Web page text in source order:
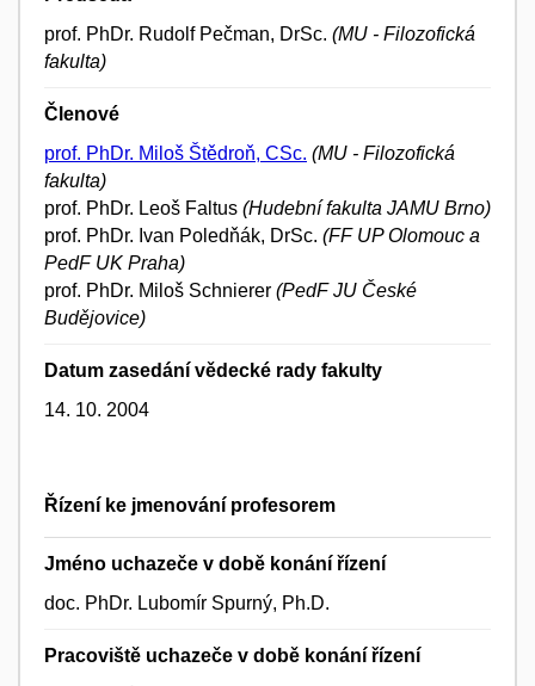
prof. PhDr. Rudolf Pečman, DrSc. (MU - Filozofická
fakulta)
Členové
prof. PhDr. Miloš Štědroň, CSc. (MU - Filozofická
fakulta)
prof. PhDr. Leoš Faltus (Hudební fakulta JAMU Brno)
prof. PhDr. Ivan Poledňák, DrSc. (FF UP Olomouc a
PedF UK Praha)
prof. PhDr. Miloš Schnierer (PedF JU České
Budějovice)
Datum zasedání vědecké rady fakulty
14. 10. 2004
Řízení ke jmenování profesorem
Jméno uchazeče v době konání řízení
doc. PhDr. Lubomír Spurný, Ph.D.
Pracoviště uchazeče v době konání řízení